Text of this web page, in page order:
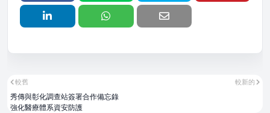
較新的
較舊
秀傳與彰化調查站簽署合作備忘錄
強化醫療體系資安防護